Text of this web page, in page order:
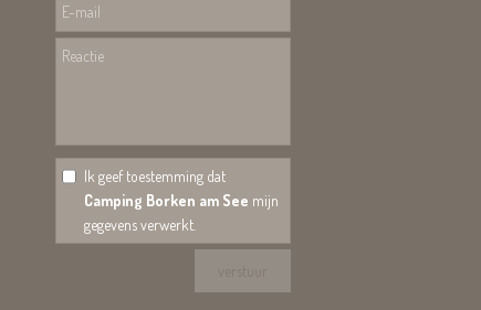
Ik geef toestemming dat
Camping Borken am See mijn
gegevens verwerkt.